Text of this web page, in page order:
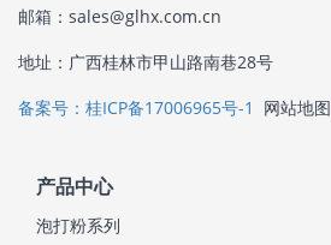
邮箱：sales@glhx.com.cn
地址：广西桂林市甲山路南巷28号
备案号：桂ICP备17006965号-1
网站地图
产品中心
泡打粉系列